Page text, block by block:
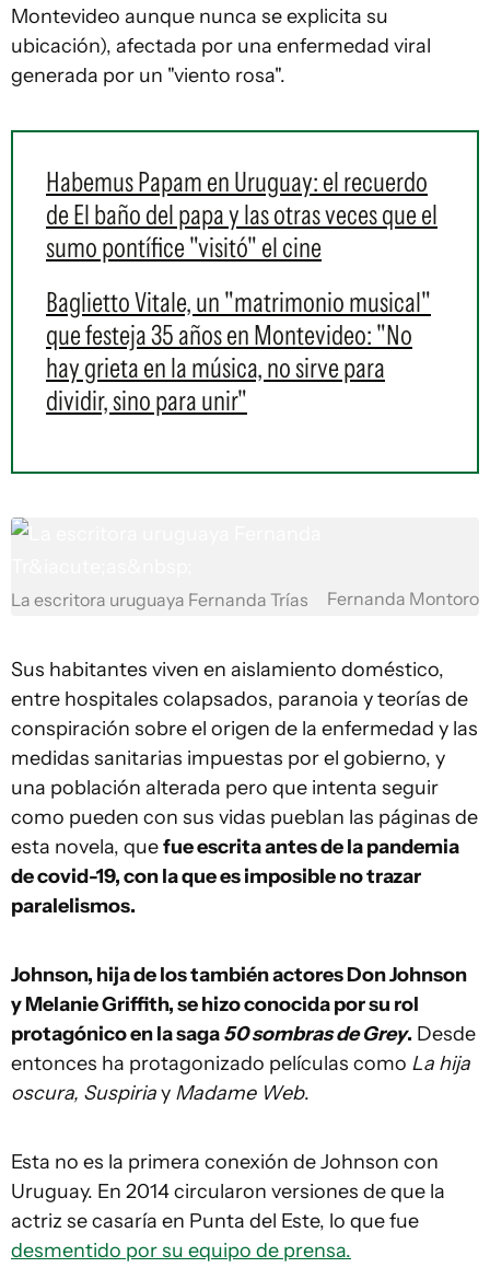
Montevideo aunque nunca se explicita su
ubicación), afectada por una enfermedad viral
generada por un "viento rosa".
Habemus Papam en Uruguay: el recuerdo
de El baño del papa y las otras veces que el
sumo pontífice "visitó" el cine
Baglietto Vitale, un "matrimonio musical"
que festeja 35 años en Montevideo: "No
hay grieta en la música, no sirve para
dividir, sino para unir"
La escritora uruguaya Fernanda Trías Fernanda Montoro
Sus habitantes viven en aislamiento doméstico,
entre hospitales colapsados, paranoia y teorías de
conspiración sobre el origen de la enfermedad y las
medidas sanitarias impuestas por el gobierno, y
una población alterada pero que intenta seguir
como pueden con sus vidas pueblan las páginas de
esta novela, quefue escrita antes de la pandemia
de covid-19, con la que es imposible no trazar
paralelismos.
Johnson, hija de los también actores Don Johnson
y Melanie Griffith, se hizo conocida por su rol
protagónico en la saga50 sombras de Grey. Desde
entonces ha protagonizado películas como La hija
oscura, Suspiriay Madame Web.
Esta no es la primera conexión de Johnson con
Uruguay. En 2014 circularon versiones de que la
actriz se casaría en Punta del Este, lo que fue
desmentido por su equipo de prensa.